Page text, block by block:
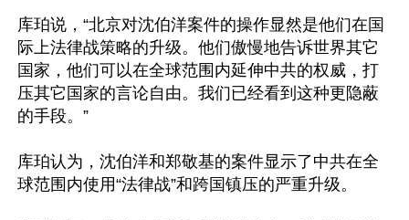
库珀说，“北京对沈伯洋案件的操作显然是他们在国
际上法律战策略的升级。他们傲慢地告诉世界其它
国家，他们可以在全球范围内延伸中共的权威，打
压其它国家的言论自由。我们已经看到这种更隐蔽
的手段。”
库珀认为，沈伯洋和郑敬基的案件显示了中共在全
球范围内使用“法律战”和跨国镇压的严重升级。